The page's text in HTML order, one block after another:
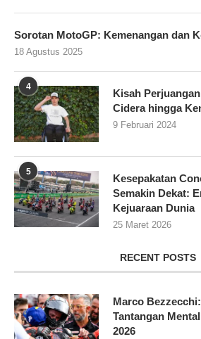
Sorotan MotoGP: Kemenangan dan
18 Agustus 2025
4
Kisah
Cidera hingga
9 Februari 2024
5
Kesepakatan
Semakin Dekat:
Kejuaraan Dunia
25 Maret 2026
RECENT POSTS
Marco
Tantangan
2026